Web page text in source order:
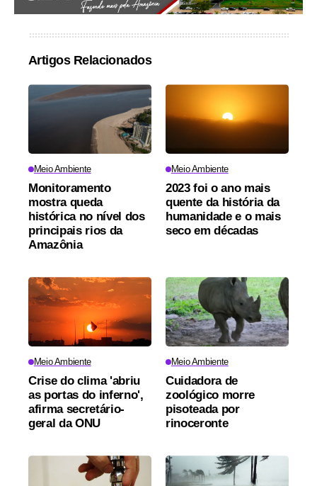
Artigos Relacionados
Meio Ambiente
Monitoramento
mostra queda
histórica no nível dos
principais rios da
Amazônia
Meio Ambiente
2023 foi o ano mais
quente da história da
humanidade e o mais
seco em décadas
Meio Ambiente
Crise do clima 'abriu
as portas do inferno',
afirma secretário-
geral da ONU
Meio Ambiente
Cuidadora de
zoológico morre
pisoteada por
rinoceronte